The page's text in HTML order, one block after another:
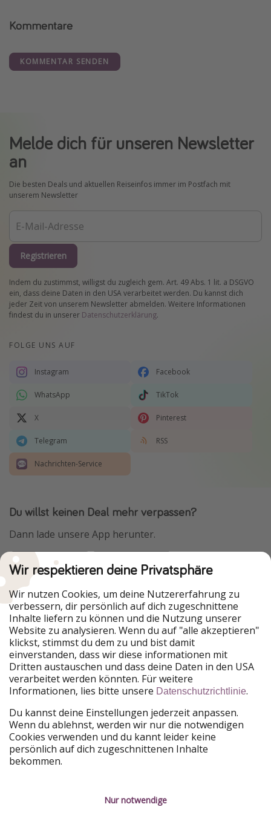
Kommentare
KOMMENTAR SENDEN
Melde dich für unseren Newsletter
an
Die besten Deals und aktuellen Reiseinfos immer im Postfach mit
unserem Newsletter
Registrieren
Indem du zustimmst, willigst du zugleich gem. Art. 49 Abs. 1 lit. a DSGVO
ein, dass deine Daten in den USA verarbeitet werden. Du kannst dich
jeder Zeit von unserem Newsletter abmelden. Weitere Informationen
findest du in unserer Datenschutzerklärung.
FOLGE UNS AUF
Instagram Facebook
WhatsApp TikTok
X Pinterest
Telegram RSS
Nachrichten-Service
Du willst keinen Deal mehr verpassen?
Dann lade unsere App herunter.
Urlaubspiraten ist Teil der HolidayPirates Group
Unsere Märkte
PiratinViaggio
HolidayPirates
VakantiePiraten
WakacyjniPiraci
VoyagesPirates
Ferienpiraten
Urlaubspiraten
ViajerosPiratas
TravelPirates
HolidayPirates Group
Lerne uns kennen
Über uns
Rechtliches
Wir respektieren deine Privatsphäre
Wir nutzen Cookies, um deine Nutzererfahrung zu
verbessern, dir persönlich auf dich zugeschnittene
Inhalte liefern zu können und die Nutzung unserer
Website zu analysieren. Wenn du auf "alle akzeptieren"
klickst, stimmst du dem zu und bist damit
einverstanden, dass wir diese informationen mit
Dritten austauschen und dass deine Daten in den USA
verarbeitet werden könnten. Für weitere
Informationen, lies bitte unsere Datenschutzrichtlinie.
Du kannst deine Einstellungen jederzeit anpassen.
Wenn du ablehnst, werden wir nur die notwendigen
Cookies verwenden und du kannt leider keine
persönlich auf dich zugeschnittenen Inhalte
bekommen.
Nur notwendige